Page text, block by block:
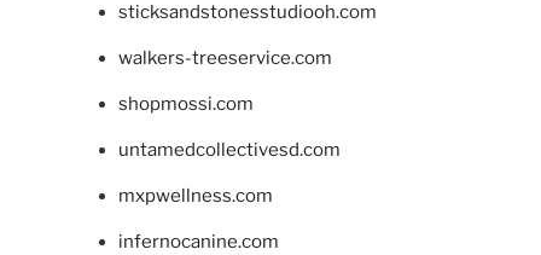
sticksandstonesstudiooh.com
walkers-treeservice.com
shopmossi.com
untamedcollectivesd.com
mxpwellness.com
infernocanine.com